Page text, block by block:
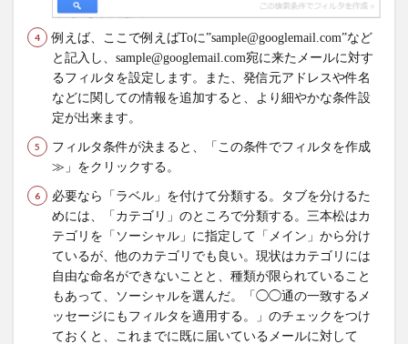
例えば、ここで例えばToに”sample@googlemail.com”など
と記入し、sample@googlemail.com宛に来たメールに対す
るフィルタを設定します。また、発信元アドレスや件名
などに関しての情報を追加すると、より細やかな条件設
定が出来ます。
フィルタ条件が決まると、「この条件でフィルタを作成
≫」をクリックする。
必要なら「ラベル」を付けて分類する。タブを分けるた
めには、「カテゴリ」のところで分類する。三本松はカ
テゴリを「ソーシャル」に指定して「メイン」から分け
ているが、他のカテゴリでも良い。現状はカテゴリには
自由な命名ができないことと、種類が限られていること
もあって、ソーシャルを選んだ。「◯◯通の一致するメ
ッセージにもフィルタを適用する。」のチェックをつけ
ておくと、これまでに既に届いているメールに対して